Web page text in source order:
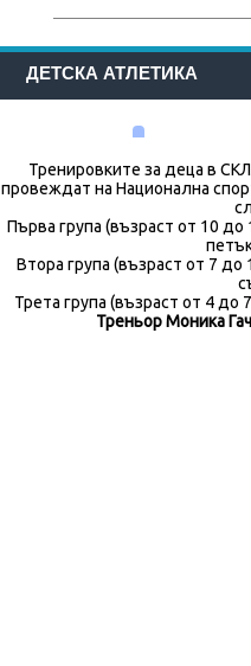
ДЕТСКА АТЛЕТИКА
Тренировките за деца в
провеждат на Национална
Първа група (възраст от 10 до
Втора група (възраст от 7 до
Трета група (възраст от 4 до
Треньор Моника